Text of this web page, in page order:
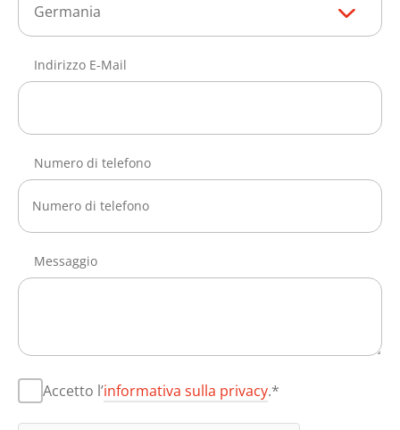
Germania
Indirizzo E-Mail
Numero di telefono
Messaggio
Accetto l’informativa sulla privacy.*